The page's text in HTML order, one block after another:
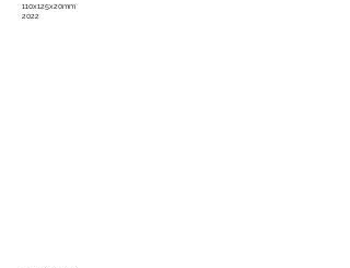
110x125x20mm
2022